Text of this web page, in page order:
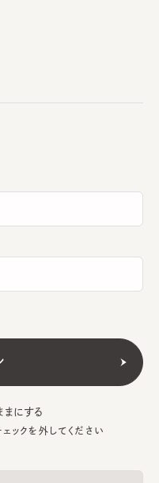
まにする
ックを外してください